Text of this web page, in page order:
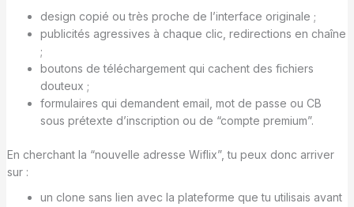
design copié ou très proche de l’interface originale ;
publicités agressives à chaque clic, redirections en chaîne
;
boutons de téléchargement qui cachent des fichiers
douteux ;
formulaires qui demandent email, mot de passe ou CB
sous prétexte d’inscription ou de “compte premium”.
En cherchant la “nouvelle adresse Wiflix”, tu peux donc arriver
sur :
un clone sans lien avec la plateforme que tu utilisais avant